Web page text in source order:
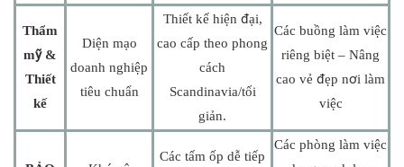
Thẩm
mỹ &
Thiết
kế
Diện mạo
doanh nghiệp
tiêu chuẩn
Thiết kế hiện đại,
cao cấp theo phong
cách
Scandinavia/tối
giản.
Các buồng làm việc
riêng biệt – Nâng
cao vẻ đẹp nơi làm
việc
Các tấm ốp dễ tiếp
Các phòng làm việc